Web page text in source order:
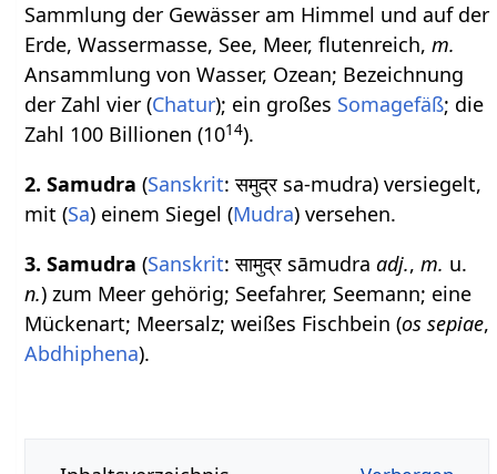
Sammlung der Gewässer am Himmel und auf der
Erde, Wassermasse, See, Meer, flutenreich,m.
Ansammlung von Wasser, Ozean; Bezeichnung
der Zahl vier (Chatur); ein großes Somagefäß; die
Zahl 100 Billionen (1014).
2. Samudra (Sanskrit: समुद्र sa-mudra) versiegelt,
mit (Sa) einem Siegel (Mudra) versehen.
3. Samudra (Sanskrit: सामुद्र sāmudraadj.,m. u.
n.) zum Meer gehörig; Seefahrer, Seemann; eine
Mückenart; Meersalz; weißes Fischbein (os sepiae,
Abdhiphena).